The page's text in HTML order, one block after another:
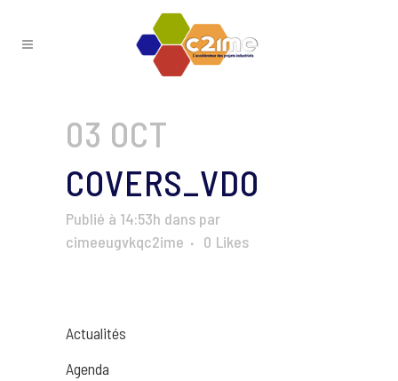
03 OCT
COVERS_VDO
Publié à 14:53h dans par
cimeeugvkqc2ime
0 Likes
Actualités
Agenda